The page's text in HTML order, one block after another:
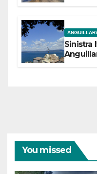
Sinistra
You missed